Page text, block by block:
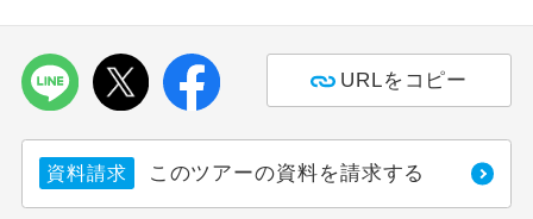
URLをコピー
資料請求 このツアーの資料を請求する